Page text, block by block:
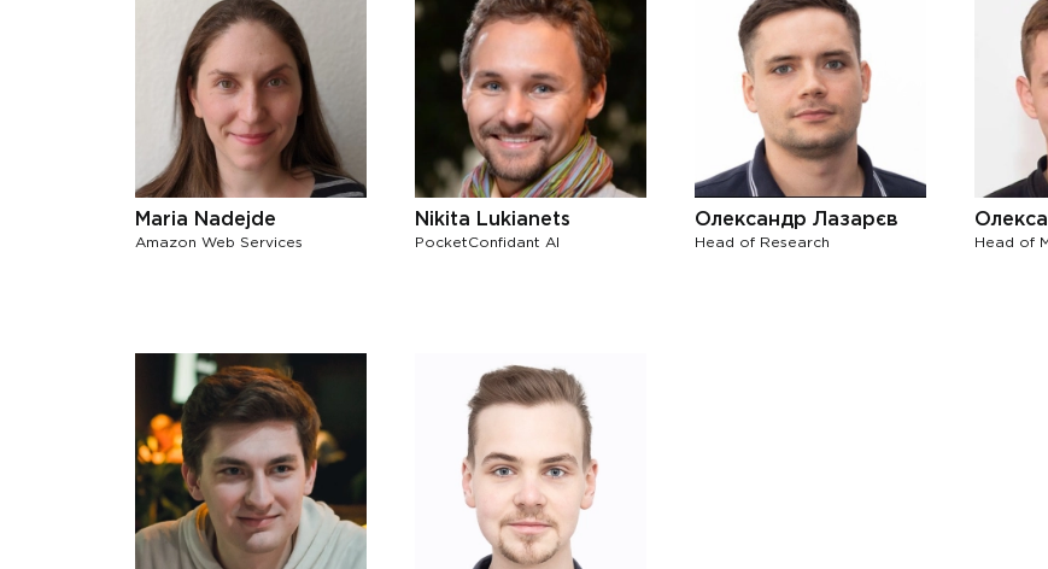
Maria Nadejde
Amazon Web Services
Nikita Lukianets
PocketConfidant AI
Олександр Лазарєв
Head of Research Head of